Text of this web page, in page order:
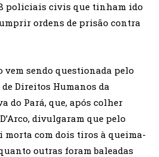
policiais civis que tinham ido
ordens de prisão contra
vem sendo questionada pelo
Direitos Humanos da
do Pará, que, após colher
divulgaram que pelo
morta com dois tiros à queima-
outras foram baleadas